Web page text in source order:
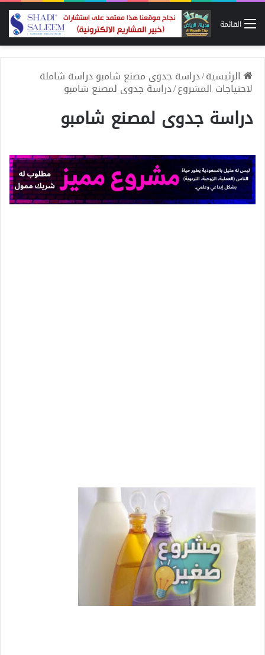
القائمة
الرئيسية/دراسة جدوى مصنع شامبو دراسة شاملة
لاحتياجات المشروع/دراسة جدوى لمصنع شامبو
دراسة جدوى لمصنع شامبو